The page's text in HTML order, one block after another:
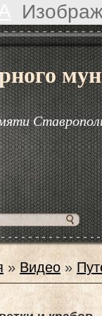
»Видео »